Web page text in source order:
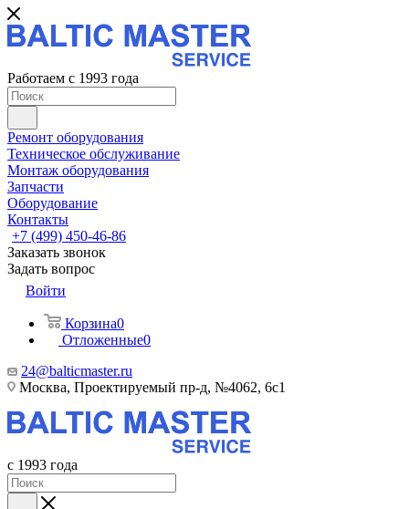
Работаем с 1993 года
Ремонт оборудования
Техническое обслуживание
Монтаж оборудования
Запчасти
Оборудование
Контакты
+7 (499) 450-46-86
Заказать звонок
Задать вопрос
Войти
Корзина0
Отложенные0
24@balticmaster.ru
Москва, Проектируемый пр-д, №4062, 6с1
с 1993 года